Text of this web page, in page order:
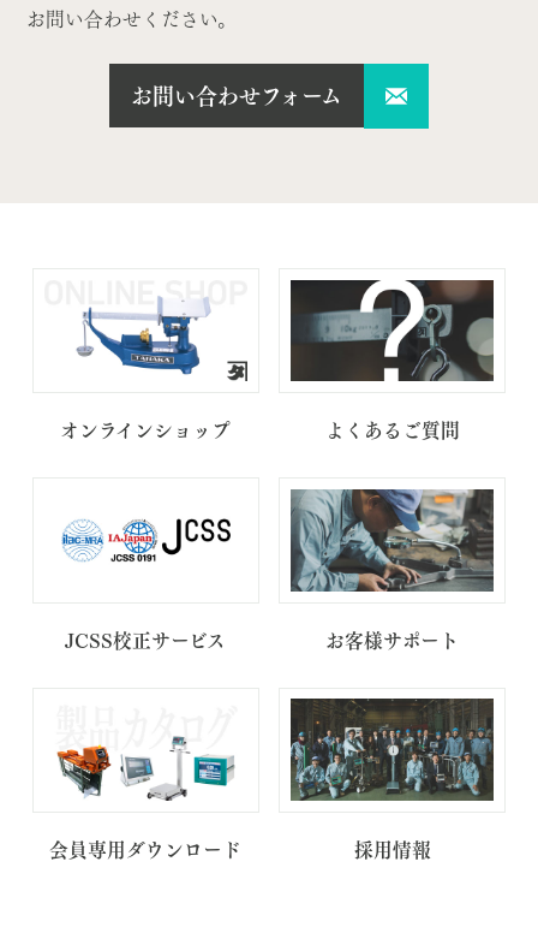
お問い合わせください。
お問い合わせフォーム
オンラインショップ よくあるご質問
JCSS校正サービス お客様サポート
会員専用ダウンロード 採用情報